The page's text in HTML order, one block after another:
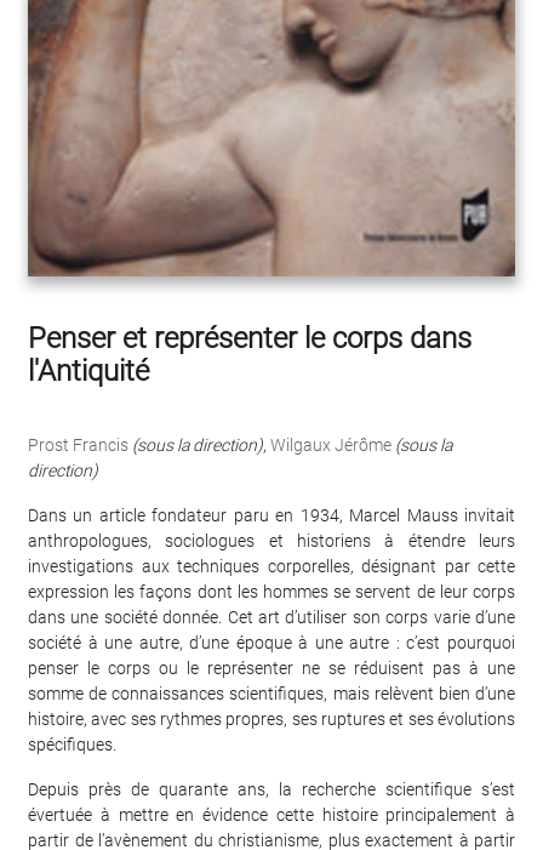
Penser et représenter le corps dans
l'Antiquité
Prost Francis (sous la direction), Wilgaux Jérôme (sous la
direction)
Dans un article fondateur paru en 1934, Marcel Mauss invitait
anthropologues, sociologues et historiens à étendre leurs
investigations aux techniques corporelles, désignant par cette
expression les façons dont les hommes se servent de leur corps
dans une société donnée. Cet art d’utiliser son corps varie d’une
société à une autre, d’une époque à une autre : c’est pourquoi
penser le corps ou le représenter ne se réduisent pas à une
somme de connaissances scientifiques, mais relèvent bien d’une
histoire, avec ses rythmes propres, ses ruptures et ses évolutions
spécifiques.
Depuis près de quarante ans, la recherche scientifique s’est
évertuée à mettre en évidence cette histoire principalement à
partir de l’avènement du christianisme, plus exactement à partir